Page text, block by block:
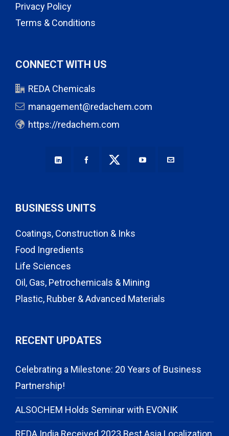
Privacy Policy
Terms & Conditions
CONNECT WITH US
REDA Chemicals
management@redachem.com
https://redachem.com
BUSINESS UNITS
Coatings, Construction & Inks
Food Ingredients
Life Sciences
Oil, Gas, Petrochemicals & Mining
Plastic, Rubber & Advanced Materials
RECENT UPDATES
Celebrating a Milestone: 20 Years of Business
Partnership!
ALSOCHEM Holds Seminar with EVONIK
REDA India Received 2023 Best Asia Localization